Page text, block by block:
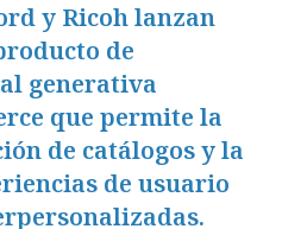
y Ricoh lanzan
de
generativa
que permite la
de catálogos y la
de usuario